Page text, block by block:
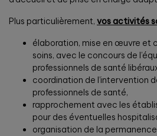
Plus particulièrement, vos activités
élaboration, mise en œuvre et
soins, avec le concours de
professionnels de santé
coordination de l’intervention
professionnels de santé,
rapprochement avec les
pour des éventuelles
organisation de la permanence